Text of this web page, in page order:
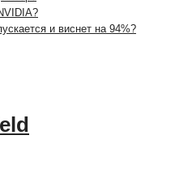
и виснет на 94%?